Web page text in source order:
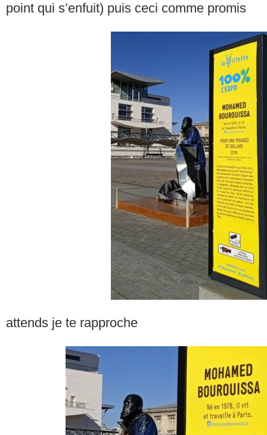
point qui s’enfuit) puis ceci comme promis
attends je te rapproche